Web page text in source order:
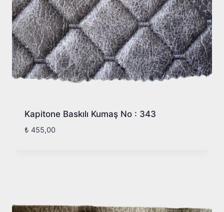
Kapitone Baskılı Kumaş No : 343
₺ 455,00